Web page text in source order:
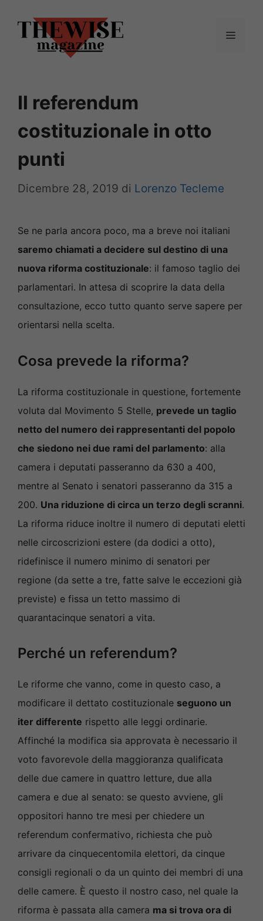
contenuto
Menu
Il referendum
costituzionale in otto
punti
Dicembre 28, 2019 di Lorenzo Tecleme
Se ne parla ancora poco, ma a breve noi italiani
saremo chiamati a decidere sul destino di una
nuova riforma costituzionale: il famoso taglio dei
parlamentari. In attesa di scoprire la data della
consultazione, ecco tutto quanto serve sapere per
orientarsi nella scelta.
Cosa prevede la riforma?
La riforma costituzionale in questione, fortemente
voluta dal Movimento 5 Stelle, prevede un taglio
netto del numero dei rappresentanti del popolo
che siedono nei due rami del parlamento: alla
camera i deputati passeranno da 630 a 400,
mentre al Senato i senatori passeranno da 315 a
200. Una riduzione di circa un terzo degli scranni.
La riforma riduce inoltre il numero di deputati eletti
nelle circoscrizioni estere (da dodici a otto),
ridefinisce il numero minimo di senatori per
regione (da sette a tre, fatte salve le eccezioni già
previste) e fissa un tetto massimo di
quarantacinque senatori a vita.
Perché un referendum?
Le riforme che vanno, come in questo caso, a
modificare il dettato costituzionale seguono un
iter differente rispetto alle leggi ordinarie.
Affinché la modifica sia approvata è necessario il
voto favorevole della maggioranza qualificata
delle due camere in quattro letture, due alla
camera e due al senato: se questo avviene, gli
oppositori hanno tre mesi per chiedere un
referendum confermativo, richiesta che può
arrivare da cinquecentomila elettori, da cinque
consigli regionali o da un quinto dei membri di una
delle camere. È questo il nostro caso, nel quale la
riforma è passata alla camera ma si trova ora di